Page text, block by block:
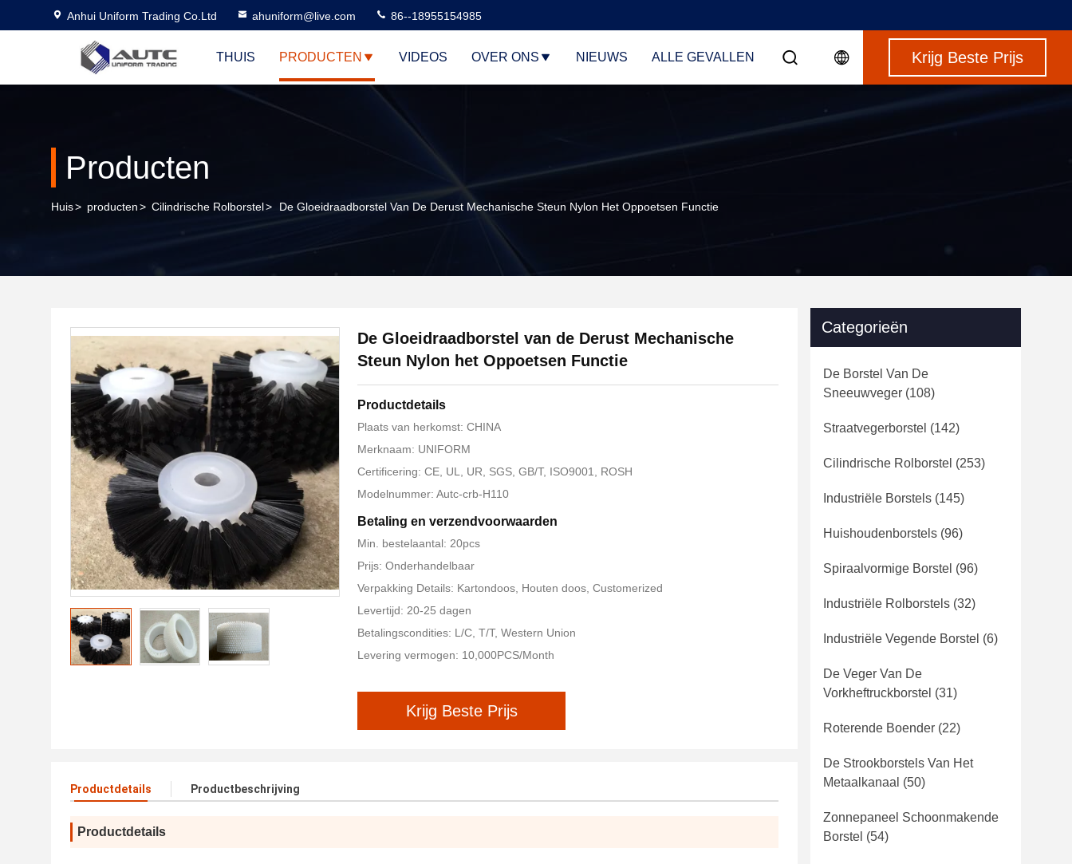
Anhui Uniform Trading Co.Ltd ahuniform@live.com 86--18955154985
THUIS PRODUCTEN VIDEOS OVER ONS NIEUWS ALLE GEVALLEN Krijg Beste Prijs
Producten
Huis> producten> Cilindrische Rolborstel> De Gloeidraadborstel Van De Derust Mechanische Steun Nylon Het Oppoetsen Functie
De Gloeidraadborstel van de Derust Mechanische
Steun Nylon het Oppoetsen Functie
Productdetails
Plaats van herkomst: CHINA
Merknaam: UNIFORM
Certificering: CE, UL, UR, SGS, GB/T, ISO9001, ROSH
Modelnummer: Autc-crb-H110
Betaling en verzendvoorwaarden
Min. bestelaantal: 20pcs
Prijs: Onderhandelbaar
Verpakking Details: Kartondoos, Houten doos, Customerized
Levertijd: 20-25 dagen
Betalingscondities: L/C, T/T, Western Union
Levering vermogen: 10,000PCS/Month
Krijg Beste Prijs
Productdetails Productbeschrijving
Productdetails
Categorieën
De Borstel Van De
Sneeuwveger (108)
Straatvegerborstel (142)
Cilindrische Rolborstel (253)
Industriële Borstels (145)
Huishoudenborstels (96)
Spiraalvormige Borstel (96)
Industriële Rolborstels (32)
Industriële Vegende Borstel (6)
De Veger Van De
Vorkheftruckborstel (31)
Roterende Boender (22)
De Strookborstels Van Het
Metaalkanaal (50)
Zonnepaneel Schoonmakende
Borstel (54)